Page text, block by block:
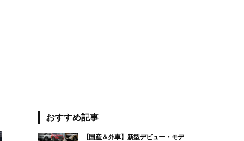
おすすめ記事
【国産＆外車】新型デビュー・モデ